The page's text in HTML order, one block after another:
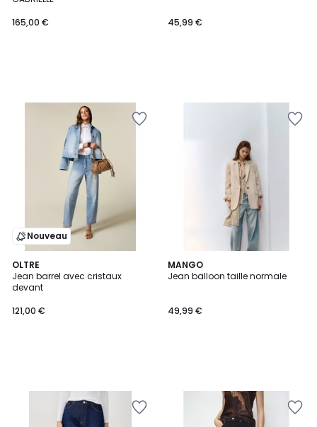
165,00 €
45,99 €
Nouveau
OLTRE
Jean barrel avec cristaux
devant
121,00 €
MANGO
Jean balloon taille normale
49,99 €